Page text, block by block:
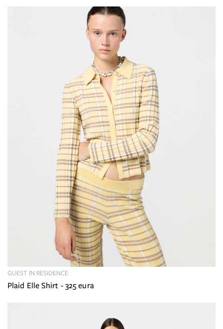
Plaid Elle Shirt - 325 eura
GUEST IN RESIDENCE